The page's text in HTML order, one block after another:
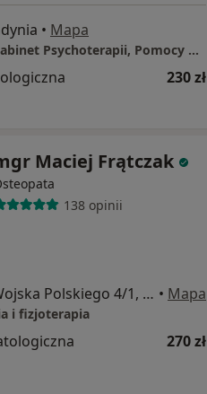
• Mapa
Paulina Chachuła, Gabinet Psychoterapii, Pomocy Psychologicznej i Seksuologicznej
230 zł
Maciej Frątczak
138 opinii
Żołnierzy I Armii Wojska Polskiego 4/1, Gdynia • Mapa
i fizjoterapia
270 zł